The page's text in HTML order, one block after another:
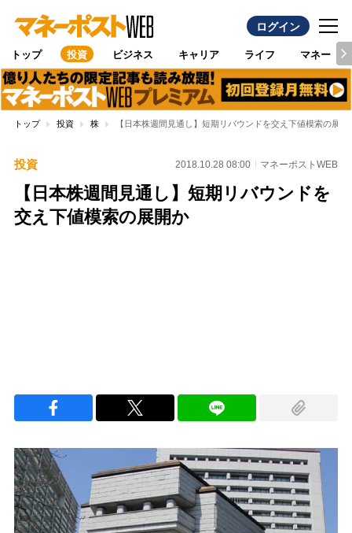
ログイン
トップ 投資 ビジネス キャリア ライフ マネー
トップ 投資 株 【日本株週間見通し】短期リバウンドを交え下値模索の展開
投資 2018.10.28 08:00 マネーポストWEB
【日本株週間見通し】短期リバウンドを
交え下値模索の展開か